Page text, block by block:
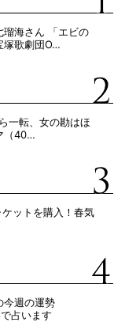
瑠海さん 「エビの
塚歌劇団O…
一転、女の勘はほ
（40…
ットを購入！春気
今週の運勢
占います